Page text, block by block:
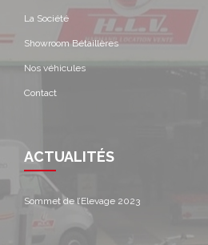
La Société
Showroom Bétaillères
Nos véhicules
Contact
ACTUALITÉS
Sommet de l’Elevage 2023